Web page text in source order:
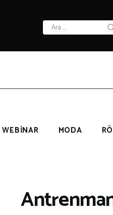
Arama:
WEBİNAR MODA
BIZ